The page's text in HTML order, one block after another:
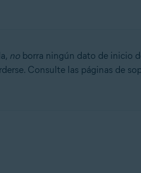
noborra ningún dato de inicio
Consulte las páginas de